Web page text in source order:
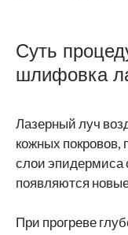
Суть
шлифовка
Лазерный луч
кожных покровов,
слои эпидермиса
появляются
При прогреве